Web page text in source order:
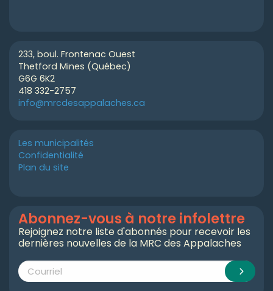
233, boul. Frontenac Ouest
Thetford Mines (Québec)
G6G 6K2
418 332-2757
info@mrcdesappalaches.ca
Les municipalités
Confidentialité
Plan du site
Abonnez-vous à notre infolettre
Rejoignez notre liste d'abonnés pour recevoir les
dernières nouvelles de la MRC des Appalaches